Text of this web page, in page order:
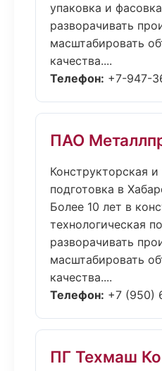
упаковка и
разворачивать
масштабировать
качества....
Телефон: +7-947-
ПАО
Конструкторская и
подготовка в
Более 10 лет в
технологическая
разворачивать
масштабировать
качества....
Телефон: +7 (950)
ПГ Техмаш